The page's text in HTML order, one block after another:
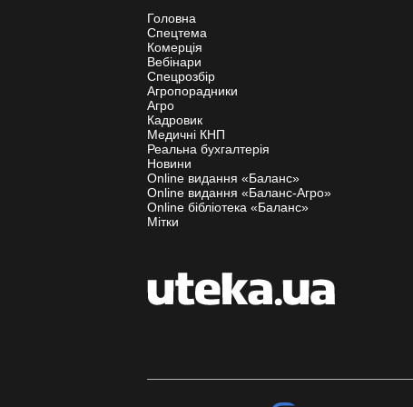
Головна
Спецтема
Комерція
Вебінари
Спецрозбір
Агропорадники
Агро
Кадровик
Медичні КНП
Реальна бухгалтерія
Новини
Online видання «Баланс»
Online видання «Баланс-Агро»
Online бібліотека «Баланс»
Мітки